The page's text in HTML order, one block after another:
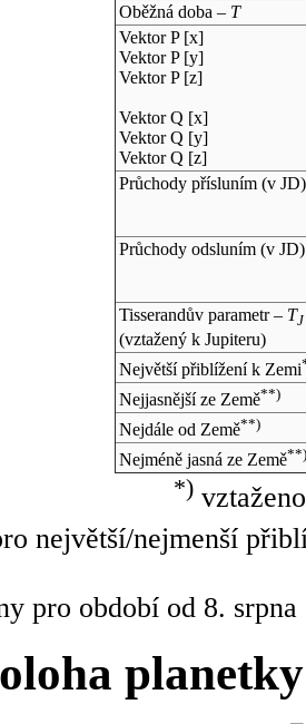
Oběžná doba – T
Vektor P [x]
Vektor P [y]
Vektor P [z]
Vektor Q [x]
Vektor Q [y]
Vektor Q [z]
Průchody přísluním (v JD)
Průchody odsluním (v JD)
Tisserandův parametr – TJ
(vztažený k Jupiteru)
Největší přiblížení k Zemi
Nejjasnější ze Země**)
Nejdále od Země**)
Nejméně jasná ze Země**)
*)
největší/nejmenší
pro období od 8.